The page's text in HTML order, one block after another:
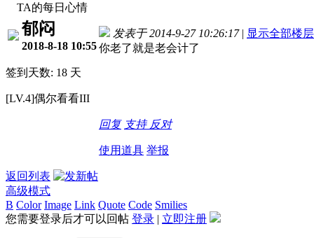
TA的每日心情
郁闷
2018-8-18 10:55
签到天数: 18 天
[LV.4]偶尔看看III
发表于 2014-9-27 10:26:17 | 显示全部楼层
你老了就是老会计了
回复 支持 反对
使用道具 举报
返回列表
高级模式
B Color Image Link Quote Code Smilies
您需要登录后才可以回帖 登录 | 立即注册